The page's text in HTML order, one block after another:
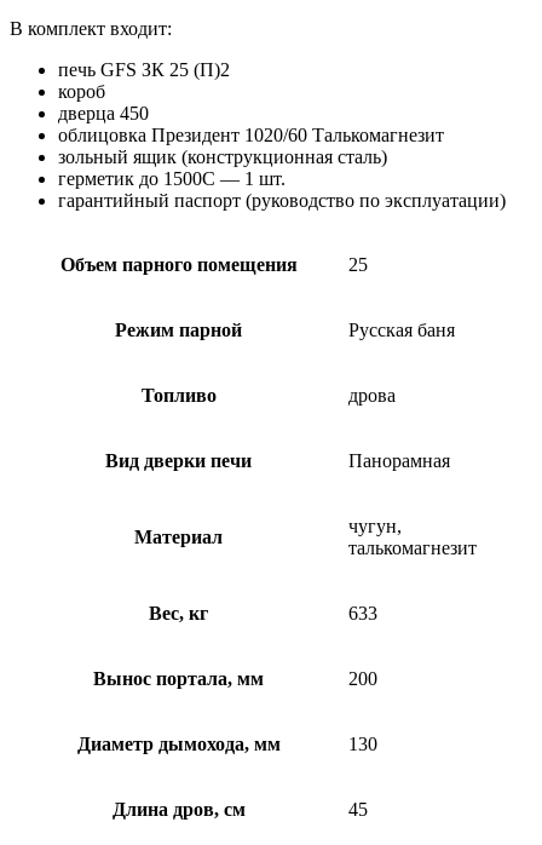
В комплект входит:
печь GFS ЗК 25 (П)2
короб
дверца 450
облицовка Президент 1020/60 Талькомагнезит
зольный ящик (конструкционная сталь)
герметик до 1500С — 1 шт.
гарантийный паспорт (руководство по эксплуатации)
Объем парного помещения 25
Режим парной Русская баня
Топливо дрова
Вид дверки печи Панорамная
Материал
чугун,
талькомагнезит
Вес, кг 633
Вынос портала, мм 200
Диаметр дымохода, мм 130
Длина дров, см 45